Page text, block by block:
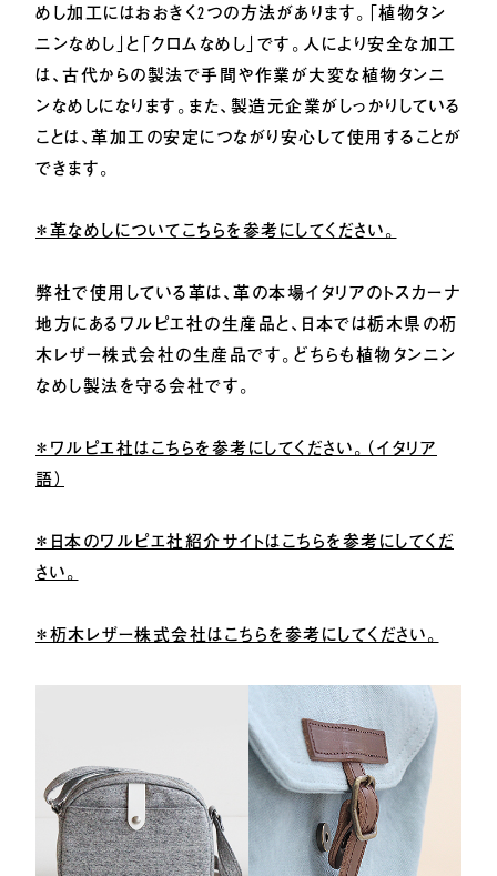
めし加工にはおおきく2つの方法があります。「植物タン
ニンなめし」と「クロムなめし」です。人により安全な加工
は、古代からの製法で手間や作業が大変な植物タンニ
ンなめしになります。また、製造元企業がしっかりしている
ことは、革加工の安定につながり安心して使用することが
できます。
＊革なめしについてこちらを参考にしてください。
弊社で使用している革は、革の本場イタリアのトスカーナ
地方にあるワルピエ社の生産品と、日本では栃木県の杤
木レザー株式会社の生産品です。どちらも植物タンニン
なめし製法を守る会社です。
＊ワルピエ社はこちらを参考にしてください。（イタリア
語）
＊日本のワルピエ社紹介サイトはこちらを参考にしてくだ
さい。
＊杤木レザー株式会社はこちらを参考にしてください。